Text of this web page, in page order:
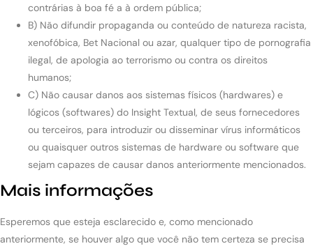
contrárias à boa fé a à ordem pública;
B) Não difundir propaganda ou conteúdo de natureza racista,
xenofóbica, Bet Nacional ou azar, qualquer tipo de pornografia
ilegal, de apologia ao terrorismo ou contra os direitos
humanos;
C) Não causar danos aos sistemas físicos (hardwares) e
lógicos (softwares) do Insight Textual, de seus fornecedores
ou terceiros, para introduzir ou disseminar vírus informáticos
ou quaisquer outros sistemas de hardware ou software que
sejam capazes de causar danos anteriormente mencionados.
Mais informações
Esperemos que esteja esclarecido e, como mencionado
anteriormente, se houver algo que você não tem certeza se precisa